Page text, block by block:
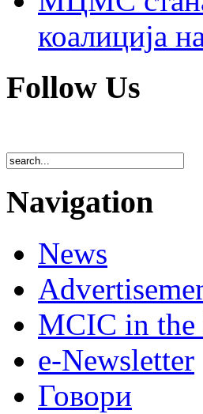
коалиција
Follow Us
Navigation
News
MCIC in the
e-Newsletter
Говори